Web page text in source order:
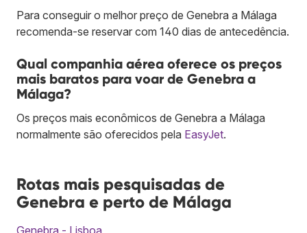
Para conseguir o melhor preço de Genebra a Málaga
recomenda-se reservar com 140 dias de antecedência.
Qual companhia aérea oferece os preços
mais baratos para voar de Genebra a
Málaga?
Os preços mais econômicos de Genebra a Málaga
normalmente são oferecidos pela EasyJet.
Rotas mais pesquisadas de
Genebra e perto de Málaga
Genebra - Lisboa